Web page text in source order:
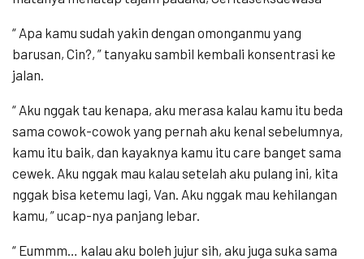
“ Apa kamu sudah yakin dengan omonganmu yang
barusan, Cin?, ” tanyaku sambil kembali konsentrasi ke
jalan.
“ Aku nggak tau kenapa, aku merasa kalau kamu itu beda
sama cowok-cowok yang pernah aku kenal sebelumnya,
kamu itu baik, dan kayaknya kamu itu care banget sama
cewek. Aku nggak mau kalau setelah aku pulang ini, kita
nggak bisa ketemu lagi, Van. Aku nggak mau kehilangan
kamu, ” ucap-nya panjang lebar.
“ Eummm… kalau aku boleh jujur sih, aku juga suka sama